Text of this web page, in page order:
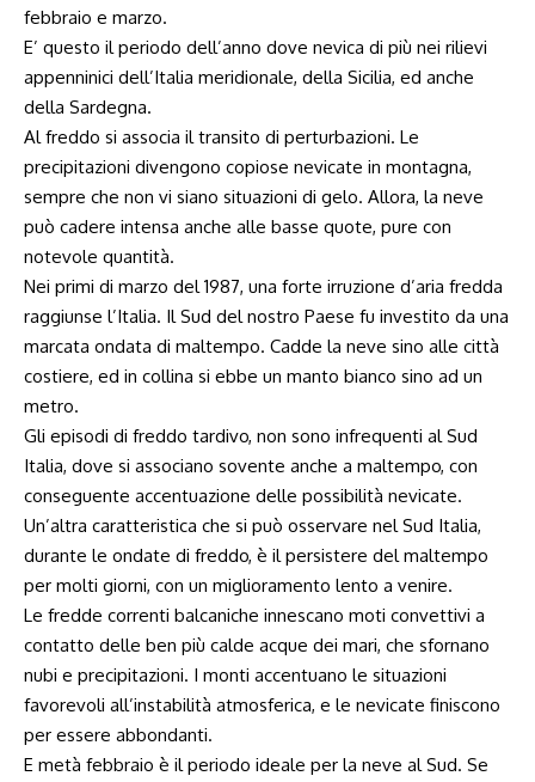
febbraio e marzo.
E’ questo il periodo dell’anno dove nevica di più nei rilievi
appenninici dell’Italia meridionale, della Sicilia, ed anche
della Sardegna.
Al freddo si associa il transito di perturbazioni. Le
precipitazioni divengono copiose nevicate in montagna,
sempre che non vi siano situazioni di gelo. Allora, la neve
può cadere intensa anche alle basse quote, pure con
notevole quantità.
Nei primi di marzo del 1987, una forte irruzione d’aria fredda
raggiunse l’Italia. Il Sud del nostro Paese fu investito da una
marcata ondata di maltempo. Cadde la neve sino alle città
costiere, ed in collina si ebbe un manto bianco sino ad un
metro.
Gli episodi di freddo tardivo, non sono infrequenti al Sud
Italia, dove si associano sovente anche a maltempo, con
conseguente accentuazione delle possibilità nevicate.
Un’altra caratteristica che si può osservare nel Sud Italia,
durante le ondate di freddo, è il persistere del maltempo
per molti giorni, con un miglioramento lento a venire.
Le fredde correnti balcaniche innescano moti convettivi a
contatto delle ben più calde acque dei mari, che sfornano
nubi e precipitazioni. I monti accentuano le situazioni
favorevoli all’instabilità atmosferica, e le nevicate finiscono
per essere abbondanti.
E metà febbraio è il periodo ideale per la neve al Sud. Se